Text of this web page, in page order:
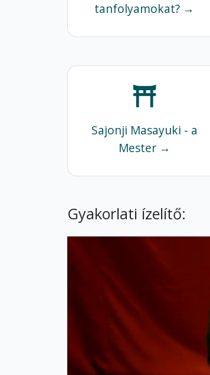
tanfolyamokat? →
Sajonji Masayuki - a
Mester →
Gyakorlati ízelítő: